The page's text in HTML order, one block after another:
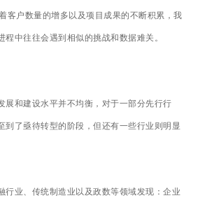
客户数量的增多以及项目成果的不断积累，我
中往往会遇到相似的挑战和数据难关。
展和建设水平并不均衡，对于一部分先行行
到了亟待转型的阶段，但还有一些行业则明显
行业、传统制造业以及政数等领域发现：企业